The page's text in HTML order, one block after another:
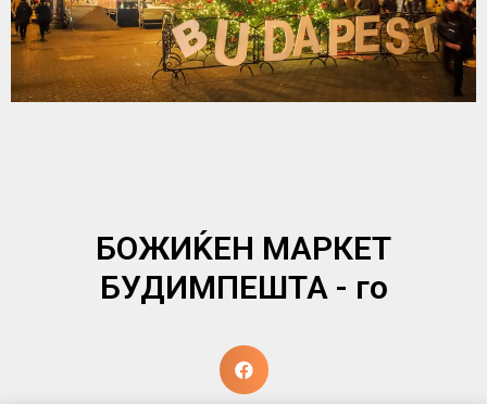
БОЖИЌЕН МАРКЕТ
БУДИМПЕШТА - го